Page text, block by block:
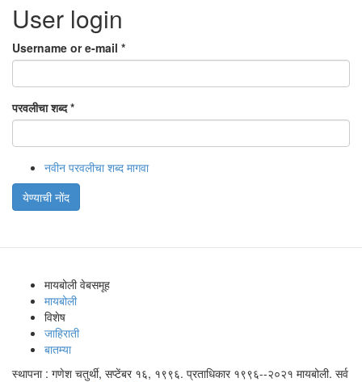
User login
Username or e-mail *
परवलीचा शब्द*
नवीन परवलीचा शब्द मागवा
येण्याची नोंद
मायबोली वेबसमूह
मायबोली
विशेष
जाहिराती
बातम्या
स्थापना : गणेश चतुर्थी, सप्टेंबर १६, १९९६. प्रताधिकार १९९६--२०२१ मायबोली. सर्व